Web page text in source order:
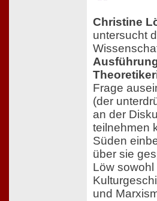
Christine
untersucht
Frage
(der
an der
teilnehmen
Süden
über sie
Löw
und